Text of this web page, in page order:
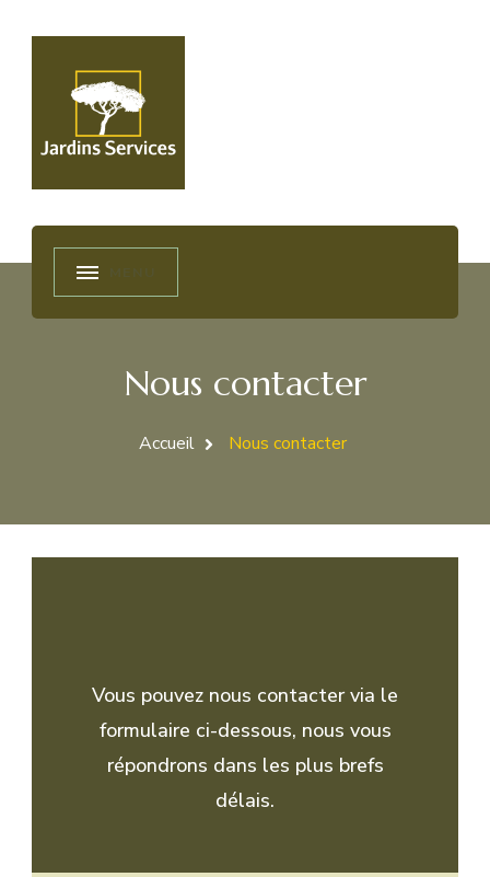
2js45
Jardins et services
Nous contacter
Accueil Nous contacter
Vous pouvez nous contacter via le
formulaire ci-dessous, nous vous
répondrons dans les plus brefs
délais.